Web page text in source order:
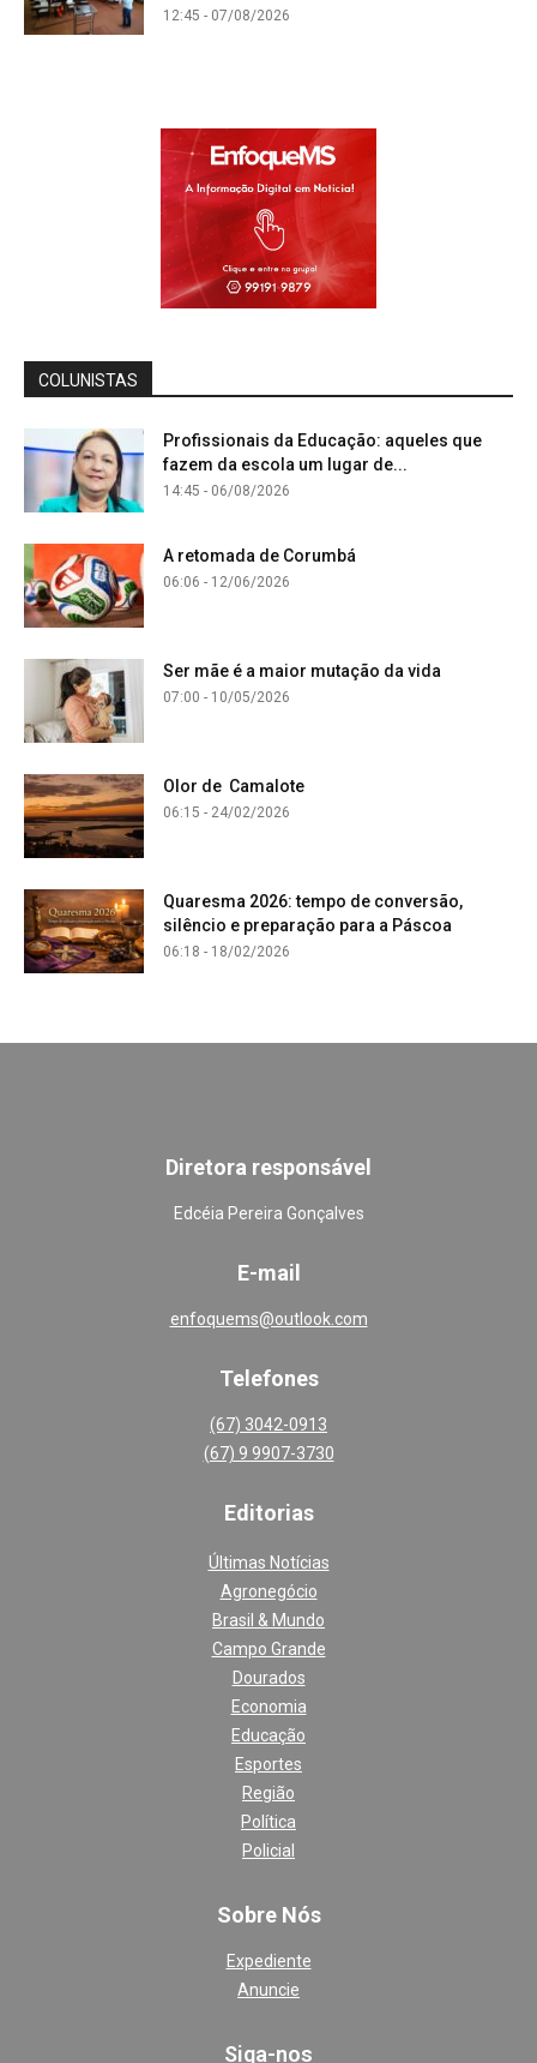
12:45 - 07/08/2026
COLUNISTAS
Profissionais da Educação: aqueles que
fazem da escola um lugar de...
14:45 - 06/08/2026
A retomada de Corumbá
06:06 - 12/06/2026
Ser mãe é a maior mutação da vida
07:00 - 10/05/2026
Olor de Camalote
06:15 - 24/02/2026
Quaresma 2026: tempo de conversão,
silêncio e preparação para a Páscoa
06:18 - 18/02/2026
Diretora responsável
Edcéia Pereira Gonçalves
E-mail
enfoquems@outlook.com
Telefones
(67) 3042-0913
(67) 9 9907-3730
Editorias
Últimas Notícias
Agronegócio
Brasil & Mundo
Campo Grande
Dourados
Economia
Educação
Esportes
Região
Política
Policial
Sobre Nós
Expediente
Anuncie
Siga-nos